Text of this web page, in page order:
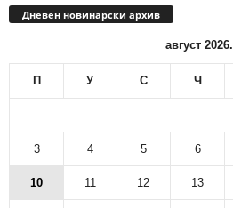
Дневен новинарски архив
август 2026.
П У С Ч
3 4 5 6
10 11 12 13